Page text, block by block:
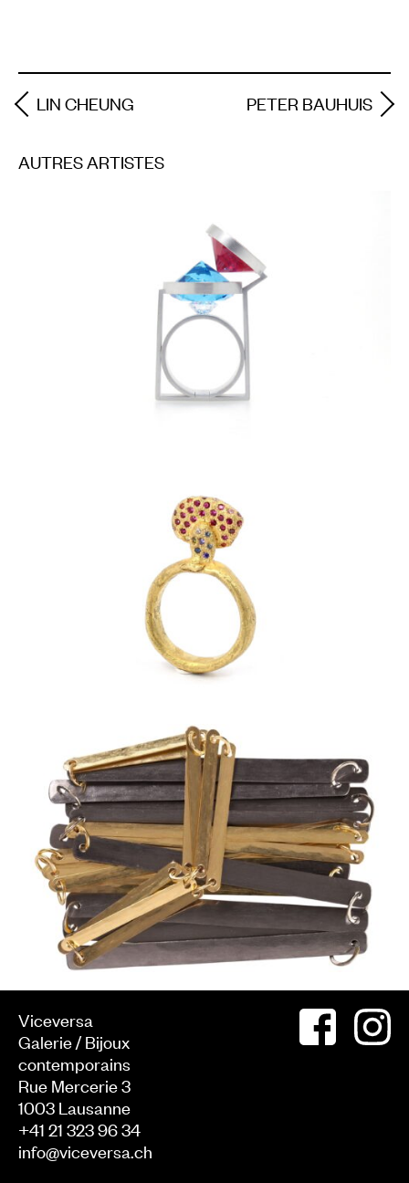
LIN CHEUNG PETER BAUHUIS
AUTRES ARTISTES
Viceversa
Galerie / Bijoux
contemporains
Rue Mercerie 3
1003 Lausanne
+41 21 323 96 34
info@viceversa.ch